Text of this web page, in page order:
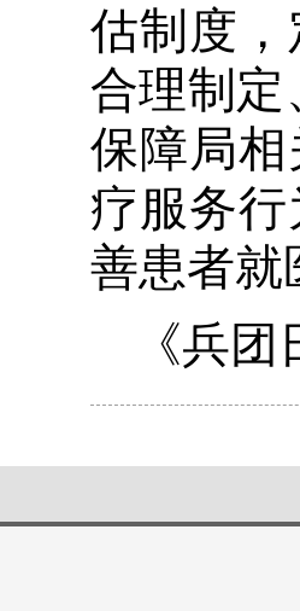
估制度
合理制定
保障局
疗服务
善患者就
《兵